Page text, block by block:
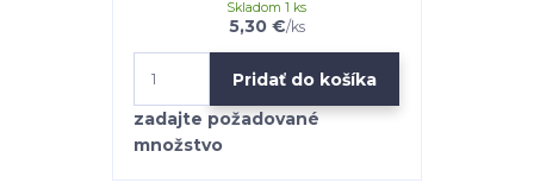
5,30 €/ks
Skladom 1 ks
Pridať do košíka